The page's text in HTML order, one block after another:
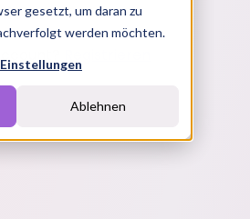
gesetzt, um daran zu
werden möchten.
Ablehnen
an